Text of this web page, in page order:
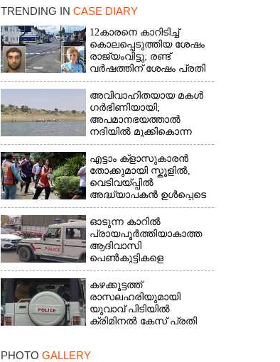
TRENDING IN CASE DIARY
12കാരനെ കാറിടിച്ച്
കൊലപ്പെടുത്തിയ ശേഷം
രാജ്യംവിട്ടു; രണ്ട്
വർഷത്തിന് ശേഷം പ്രതി
പിടിയിൽ
അവിവാഹിതയായ മകൾ
ഗർഭിണിയായി;
അപമാനഭയത്താൽ
നദിയിൽ മുക്കികൊന്ന
പിതാവ് അറസ്റ്റിൽ
എട്ടാം ക്ളാസുകാരൻ
തോക്കുമായി സ്കൂളിൽ,
വെടിവയ്പ്പിൽ
അദ്ധ്യാപകൻ ഉൾപ്പെടെ
രണ്ടുമരണം; 15 പേർക്ക്
പരിക്ക്
ഓടുന്ന കാറിൽ
പ്രായപൂർത്തിയാകാത്ത
ആദിവാസി
പെൺകുട്ടികളെ
കൂട്ടബലാത്സംഗത്തിന്
ഇരയാക്കി; മൂന്ന് പേർ
പിടിയിൽ
കഴക്കൂട്ടത്ത്
രാസലഹരിയുമായി
യുവാവ് പിടിയിൽ
ക്രിമിനൽ കേസ് പ്രതി
PHOTO GALLERY
×